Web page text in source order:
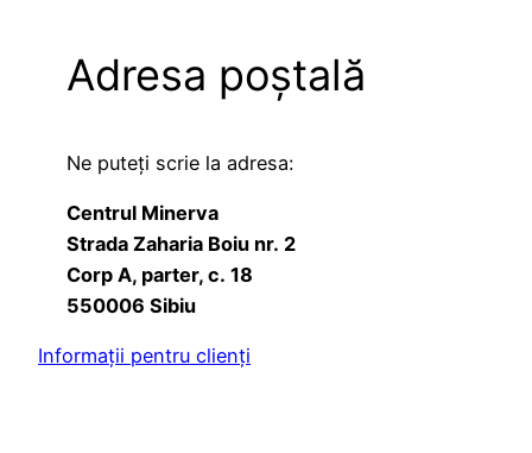
Adresa poștală
Ne puteți scrie la adresa:
Centrul Minerva
Strada Zaharia Boiu nr. 2
Corp A, parter, c. 18
550006 Sibiu
Informații pentru clienți